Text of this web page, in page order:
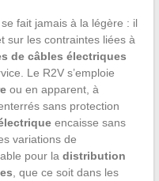
fait jamais à la légère : il
sur les contraintes liées à
de câbles électriques
Le R2V s’emploie
ou en apparent, à
sans protection
encaisse sans
variations de
pour la distribution
, que ce soit dans les